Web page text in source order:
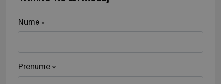
Nume *
Prenume *